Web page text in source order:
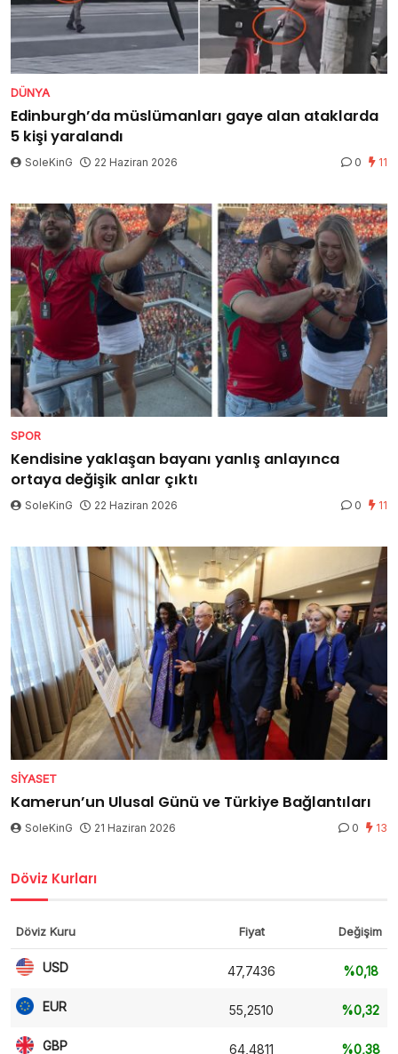
DÜNYA
Edinburgh’da müslümanları gaye alan ataklarda
5 kişi yaralandı
SoleKinG 22 Haziran 2026 0 11
SPOR
Kendisine yaklaşan bayanı yanlış anlayınca
ortaya değişik anlar çıktı
SoleKinG 22 Haziran 2026 0 11
SIYASET
Kamerun’un Ulusal Günü ve Türkiye Bağlantıları
SoleKinG 21 Haziran 2026 0 13
Döviz Kurları
Döviz Kuru Fiyat Değişim
USD 47,7436 %0,18
EUR 55,2510 %0,32
GBP 64,4811 %0,38